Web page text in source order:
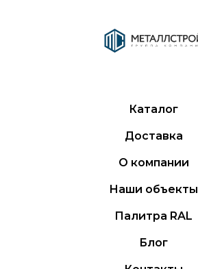
Каталог
Доставка
О компании
Наши объекты
Палитра RAL
Блог